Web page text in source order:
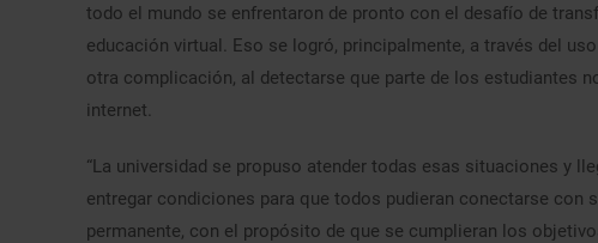
todo el mundo se enfrentaron de pronto con el desafío de
educación virtual. Eso se logró, principalmente, a través del
otra complicación, al detectarse que parte de los estudiantes
internet.
“La universidad se propuso atender todas esas situaciones y
entregar condiciones para que todos pudieran conectarse con
permanente, con el propósito de que se cumplieran los